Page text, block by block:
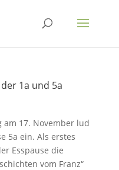
1a und 5a
am 17. November lud
5a ein. Als erstes
Esspause die
vom Franz“